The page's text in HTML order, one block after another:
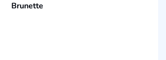
Brunette